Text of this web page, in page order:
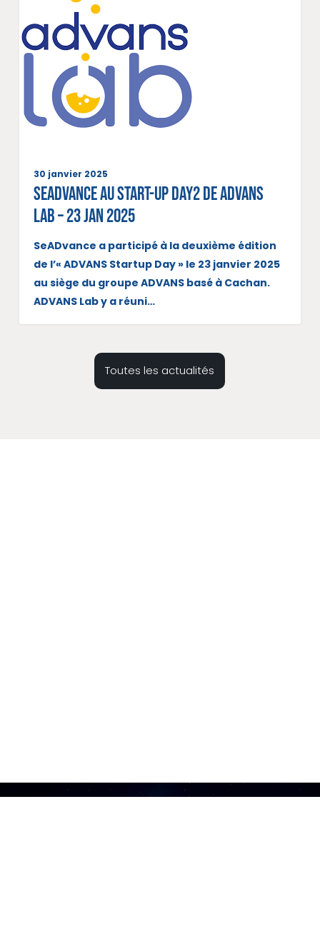
30 janvier 2025
SeADvance au Start-up Day2 de ADVANS
Lab – 23 jan 2025
SeADvance a participé à la deuxième édition
de l’« ADVANS Startup Day » le 23 janvier 2025
au siège du groupe ADVANS basé à Cachan.
ADVANS Lab y a réuni…
Toutes les actualités